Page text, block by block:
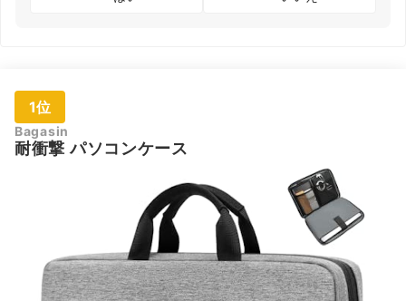
1位
Bagasin
耐衝撃 パソコンケース